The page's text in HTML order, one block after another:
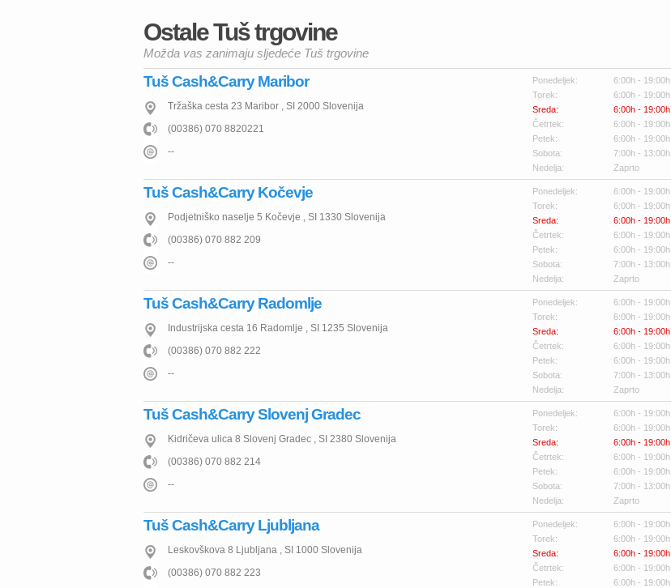
Ostale Tuš trgovine
Možda vas zanimaju sljedeće Tuš trgovine
Tuš Cash&Carry Maribor
Tržaška cesta 23 Maribor , SI 2000 Slovenija
(00386) 070 8820221
--
Ponedeljek:
6:00h - 19:00h
Torek:
6:00h - 19:00h
Sreda:
6:00h - 19:00h
Četrtek:
6:00h - 19:00h
Petek:
6:00h - 19:00h
Sobota:
7:00h - 13:00h
Nedelja:
Zaprto
Tuš Cash&Carry Kočevje
Podjetniško naselje 5 Kočevje , SI 1330 Slovenija
(00386) 070 882 209
--
Ponedeljek:
6:00h - 19:00h
Torek:
6:00h - 19:00h
Sreda:
6:00h - 19:00h
Četrtek:
6:00h - 19:00h
Petek:
6:00h - 19:00h
Sobota:
7:00h - 13:00h
Nedelja:
Zaprto
Tuš Cash&Carry Radomlje
Industrijska cesta 16 Radomlje , SI 1235 Slovenija
(00386) 070 882 222
--
Ponedeljek:
6:00h - 19:00h
Torek:
6:00h - 19:00h
Sreda:
6:00h - 19:00h
Četrtek:
6:00h - 19:00h
Petek:
6:00h - 19:00h
Sobota:
7:00h - 13:00h
Nedelja:
Zaprto
Tuš Cash&Carry Slovenj Gradec
Kidričeva ulica 8 Slovenj Gradec , SI 2380 Slovenija
(00386) 070 882 214
--
Ponedeljek:
6:00h - 19:00h
Torek:
6:00h - 19:00h
Sreda:
6:00h - 19:00h
Četrtek:
6:00h - 19:00h
Petek:
6:00h - 19:00h
Sobota:
7:00h - 13:00h
Nedelja:
Zaprto
Tuš Cash&Carry Ljubljana
Leskovškova 8 Ljubljana , SI 1000 Slovenija
(00386) 070 882 223
Ponedeljek:
6:00h - 19:00h
Torek:
6:00h - 19:00h
Sreda:
6:00h - 19:00h
Četrtek:
6:00h - 19:00h
Petek:
6:00h - 19:00h